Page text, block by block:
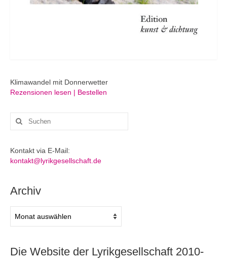
Klimawandel mit Donnerwetter
Rezensionen lesen | Bestellen
Suchen
nach:
Kontakt via E-Mail:
kontakt@lyrikgesellschaft.de
Archiv
Die Website der Lyrikgesellschaft 2010-